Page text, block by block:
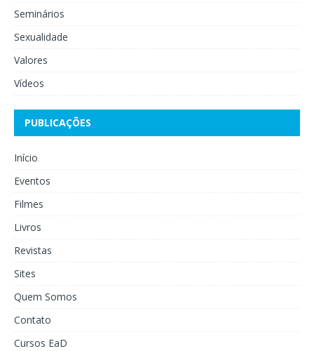
Seminários
Sexualidade
Valores
Vídeos
PUBLICAÇÕES
Início
Eventos
Filmes
Livros
Revistas
Sites
Quem Somos
Contato
Cursos EaD